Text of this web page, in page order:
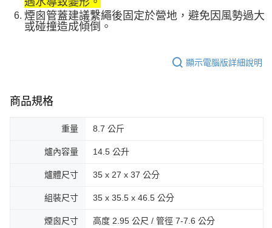
煙囪管蓋建議繫繩後固定於營地，避免因風勢過大
或碰撞造成傾倒 。
顯示電腦版詳細說明
商品規格
重量 8.7 公斤
爐內容量 14.5 公升
爐體尺寸 35 x 27 x 37 公分
組裝尺寸 35 x 35.5 x 46.5 公分
煙囪尺寸 高度 2.95 公尺 / 管徑 7-7.6 公分